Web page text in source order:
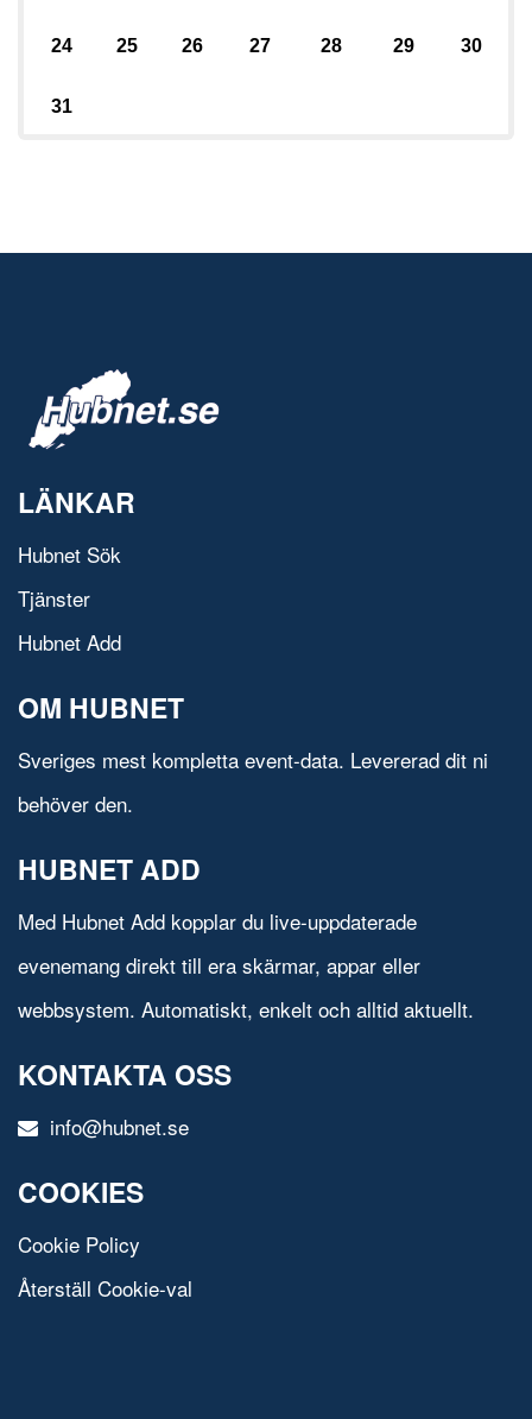
24 25 26 27 28 29 30
31
LÄNKAR
Hubnet Sök
Tjänster
Hubnet Add
OM HUBNET
Sveriges mest kompletta event-data. Levererad dit ni
behöver den.
HUBNET ADD
Med Hubnet Add kopplar du live-uppdaterade
evenemang direkt till era skärmar, appar eller
webbsystem. Automatiskt, enkelt och alltid aktuellt.
KONTAKTA OSS
info@hubnet.se
COOKIES
Cookie Policy
Återställ Cookie-val